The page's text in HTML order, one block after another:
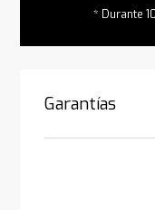
* Durante
Garantías